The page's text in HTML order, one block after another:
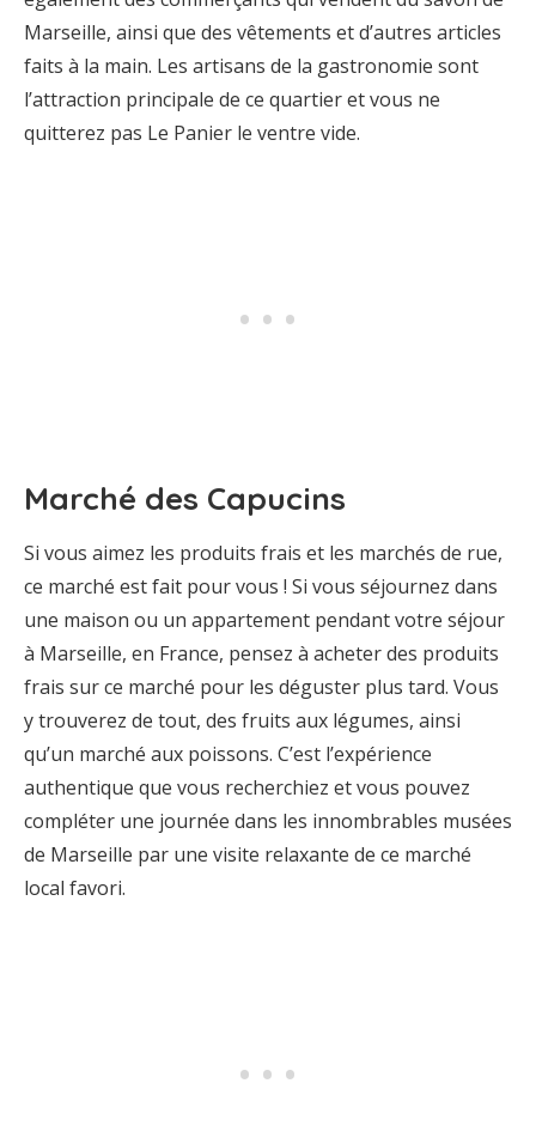
Marseille, ainsi que des vêtements et d’autres articles
faits à la main. Les artisans de la gastronomie sont
l’attraction principale de ce quartier et vous ne
quitterez pas Le Panier le ventre vide.
Marché des Capucins
Si vous aimez les produits frais et les marchés de rue,
ce marché est fait pour vous ! Si vous séjournez dans
une maison ou un appartement pendant votre séjour
à Marseille, en France, pensez à acheter des produits
frais sur ce marché pour les déguster plus tard. Vous
y trouverez de tout, des fruits aux légumes, ainsi
qu’un marché aux poissons. C’est l’expérience
authentique que vous recherchiez et vous pouvez
compléter une journée dans les innombrables musées
de Marseille par une visite relaxante de ce marché
local favori.